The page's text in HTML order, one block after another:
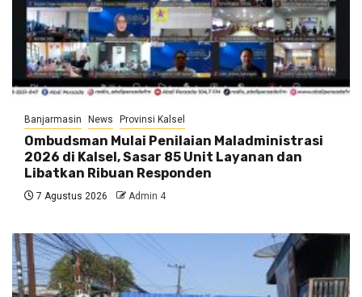
Banjarmasin News Provinsi Kalsel
Ombudsman Mulai Penilaian Maladministrasi
2026 di Kalsel, Sasar 85 Unit Layanan dan
Libatkan Ribuan Responden
7 Agustus 2026 Admin 4